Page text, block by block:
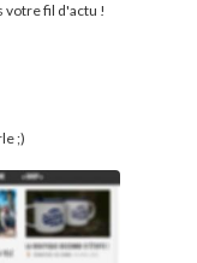
votre fil d'actu !
;)